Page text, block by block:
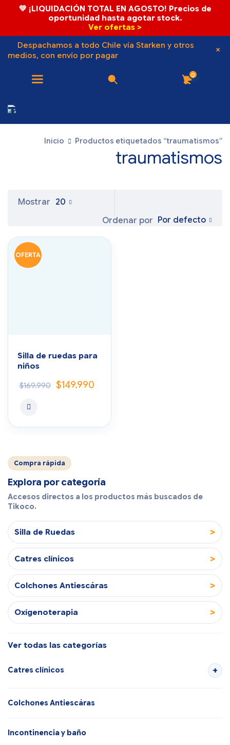
💚 ¡LIQUIDACIÓN TOTAL EN AGOSTO! Precios de
oportunidad hasta agotar stock.
Ver ofertas >
Despachamos a todo Chile vía Starken y otros
medios, con envío por pagar
0
Inicio Productos etiquetados “traumatismos”
traumatismos
Compra rápida
Explora por categoría
Accesos directos a los productos más buscados de
Tikoco.
Silla de Ruedas >
Catres clínicos >
Colchones Antiescáras >
Oxígenoterapia >
Ver todas las categorías
Catres clínicos
Colchones Antiescáras
Incontinencia y baño
Ordenar por Por defecto
Mostrar 20
OFERTA
Silla de ruedas para
niños
$169.990 $149.990